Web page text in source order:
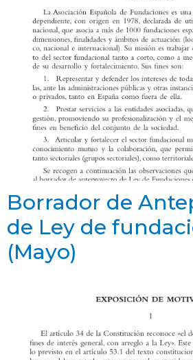
Borrador de
de Ley de
(Mayo)